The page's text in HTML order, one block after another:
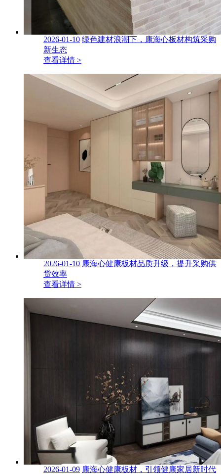
2026-01-10 绿色建材浪潮下，康海心板材构筑采购
新生态
查看详情 >
2026-01-10 康海心健康板材品质升级，提升采购供
货效率
查看详情 >
2026-01-09 康海心健康板材，引领健康家居新时代